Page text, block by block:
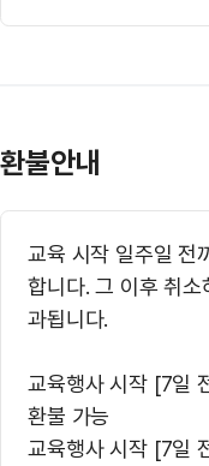
환불안내
교육 시작 일주일 전
합니다. 그 이후 취
과됩니다.
교육행사 시작 [7일
환불 가능
교육행사 시작 [7일